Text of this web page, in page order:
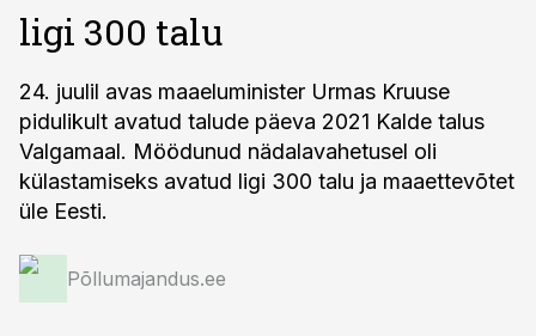
ligi 300 talu
24. juulil avas maaeluminister Urmas Kruuse
pidulikult avatud talude päeva 2021 Kalde talus
Valgamaal. Möödunud nädalavahetusel oli
külastamiseks avatud ligi 300 talu ja maaettevõtet
üle Eesti.
Põllumajandus.ee